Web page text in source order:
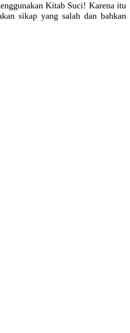
Kitab Suci! Karena itu
sikap yang salah dan bahkan